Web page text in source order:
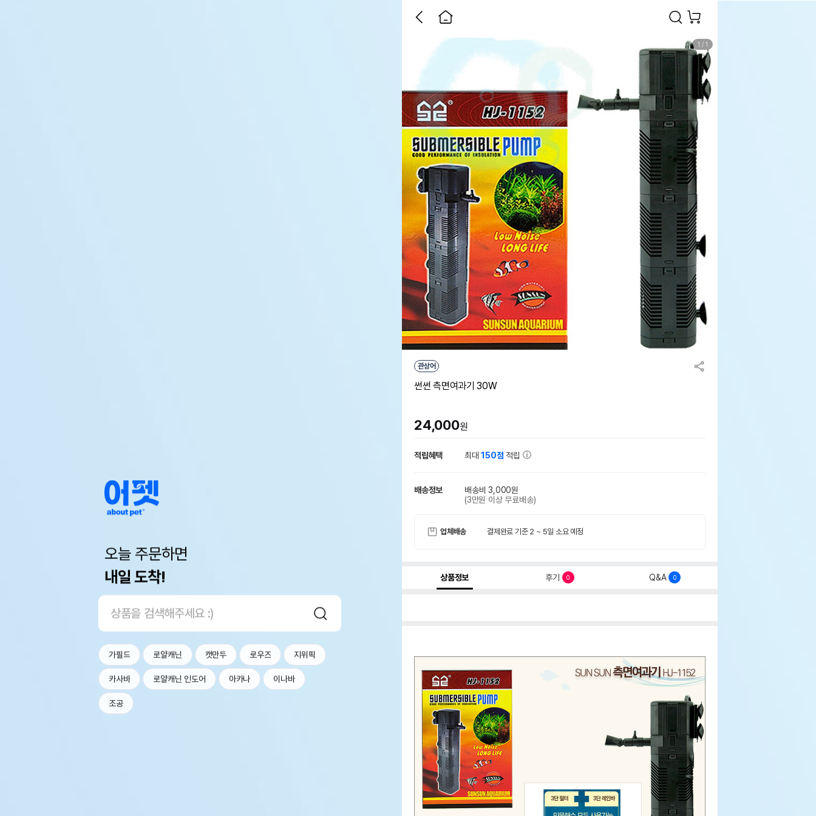
오늘 주문하면
내일 도착!
가필드 로얄캐닌 캣만두 로우즈 지위픽
카사바 로얄캐닌 인도어 아카나 이나바
조공
1 / 1
관상어
썬썬 측면여과기 30W
24,000원
적립혜택 최대150점 적립
배송정보
배송비 3,000원
(3만원 이상 무료배송)
업체배송 결제완료 기준 2 ~ 5일 소요 예정
상품정보 후기 0 Q&A 0